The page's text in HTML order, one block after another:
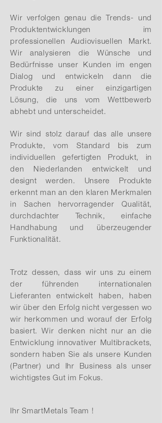
Wir verfolgen genau die Trends- und
Produktentwicklungen im
professionellen Audiovisuellen Markt.
Wir analysieren die Wünsche und
Bedürfnisse unser Kunden im engen
Dialog und entwickeln dann die
Produkte zu einer einzigartigen
Lösung, die uns vom Wettbewerb
abhebt und unterscheidet.
Wir sind stolz darauf das alle unsere
Produkte, vom Standard bis zum
individuellen gefertigten Produkt, in
den Niederlanden entwickelt und
designt werden. Unsere Produkte
erkennt man an den klaren Merkmalen
in Sachen hervorragender Qualität,
durchdachter Technik, einfache
Handhabung und überzeugender
Funktionalität.
Trotz dessen, dass wir uns zu einem
der führenden internationalen
Lieferanten entwickelt haben, haben
wir über den Erfolg nicht vergessen wo
wir herkommen und worauf der Erfolg
basiert. Wir denken nicht nur an die
Entwicklung innovativer Multibrackets,
sondern haben Sie als unsere Kunden
(Partner) und Ihr Business als unser
wichtigstes Gut im Fokus.
Ihr SmartMetals Team !